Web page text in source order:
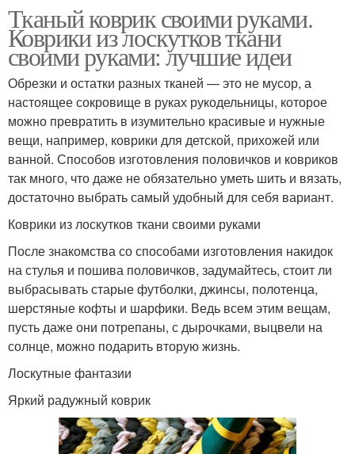
Тканый коврик своими руками.
Коврики из лоскутков ткани
своими руками: лучшие идеи
Обрезки и остатки разных тканей — это не мусор, а
настоящее сокровище в руках рукодельницы, которое
можно превратить в изумительно красивые и нужные
вещи, например, коврики для детской, прихожей или
ванной. Способов изготовления половичков и ковриков
так много, что даже не обязательно уметь шить и вязать,
достаточно выбрать самый удобный для себя вариант.
Коврики из лоскутков ткани своими руками
После знакомства со способами изготовления накидок
на стулья и пошива половичков, задумайтесь, стоит ли
выбрасывать старые футболки, джинсы, полотенца,
шерстяные кофты и шарфики. Ведь всем этим вещам,
пусть даже они потрепаны, с дырочками, выцвели на
солнце, можно подарить вторую жизнь.
Лоскутные фантазии
Яркий радужный коврик